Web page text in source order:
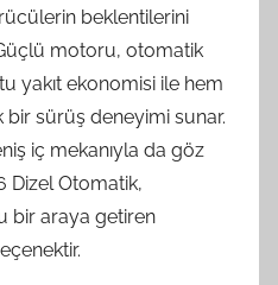
beklentilerini
motoru, otomatik
yakıt ekonomisi ile hem
sürüş deneyimi sunar.
iç mekanıyla da göz
Dizel Otomatik,
bir araya getiren